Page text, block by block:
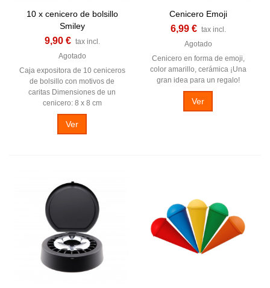
10 x cenicero de bolsillo
Smiley
9,90 € tax incl.
Agotado
Caja expositora de 10 ceniceros
de bolsillo con motivos de
caritas Dimensiones de un
cenicero: 8 x 8 cm
Ver
Cenicero Emoji
6,99 € tax incl.
Agotado
Cenicero en forma de emoji,
color amarillo, cerámica ¡Una
gran idea para un regalo!
Ver